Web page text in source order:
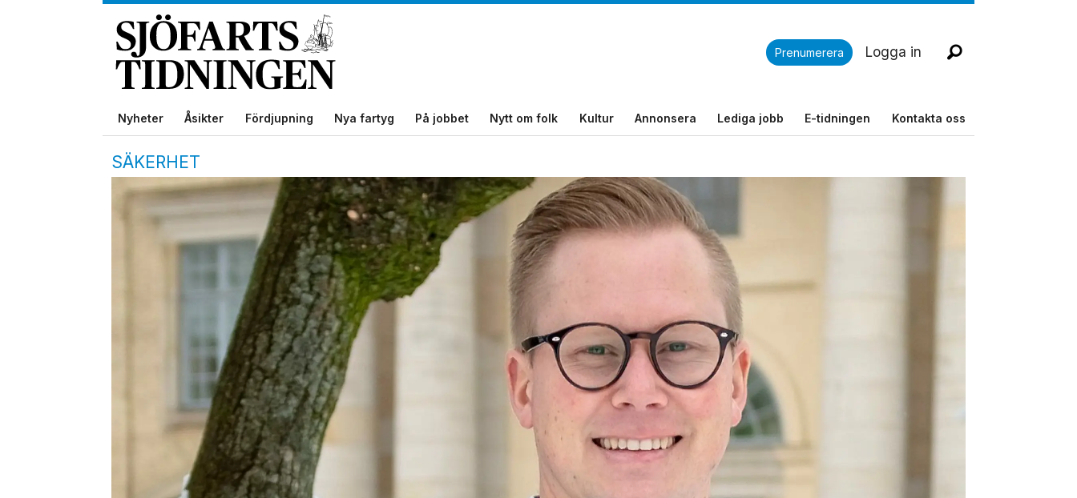
Prenumerera Logga in
Nyheter Åsikter Fördjupning Nya fartyg På jobbet Nytt om folk Kultur Annonsera Lediga jobb E-tidningen Kontakta oss
SÄKERHET